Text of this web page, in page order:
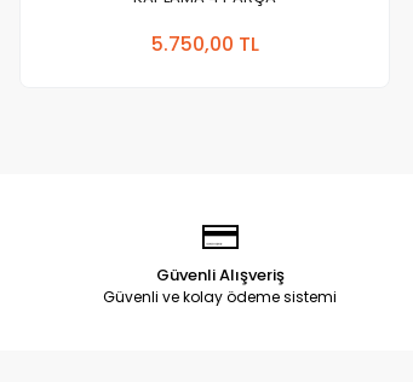
5.750,00 TL
Güvenli Alışveriş
Güvenli ve kolay ödeme sistemi